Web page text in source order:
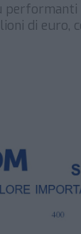
performanti
di euro,